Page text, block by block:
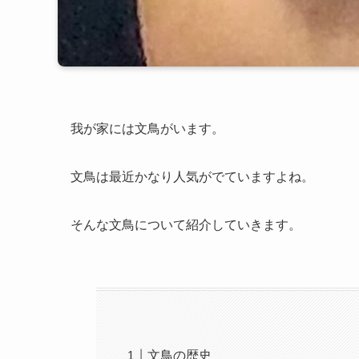
我が家には文鳥がいます。
文鳥は最近かなり人気がでていますよね。
そんな文鳥について紹介していきます。
文鳥の歴史